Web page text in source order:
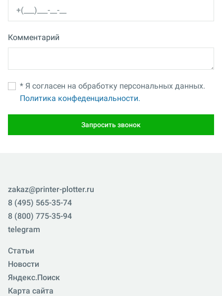
Комментарий
* Я согласен на обработку персональных данных.
Политика конфеденциальности.
Запросить звонок
zakaz@printer-plotter.ru
8 (495) 565-35-74
8 (800) 775-35-94
telegram
Статьи
Новости
Яндекс.Поиск
Карта сайта